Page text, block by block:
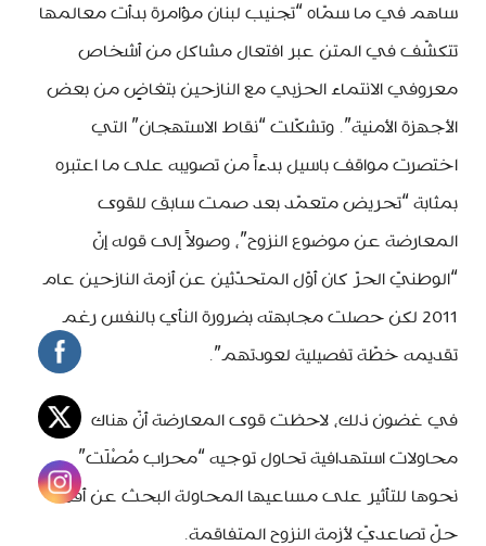
ساهم في ما سمّاه “تجنيب لبنان مؤامرة بدأت معالمها
تتكشّف في المتن عبر افتعال مشاكل من أشخاص
معروفي الانتماء الحزبي مع النازحين بتغاضٍ من بعض
الأجهزة الأمنية”. وتشكّلت “نقاط الاستهجان” التي
اختصرت مواقف باسيل بدءاً من تصويبه على ما اعتبره
بمثابة “تحريض متعمّد بعد صمت سابق للقوى
المعارضة عن موضوع النزوح”، وصولاً إلى قوله إنّ
“الوطنيّ الحرّ كان أوّل المتحدّثين عن أزمة النازحين عام
2011 لكن حصلت مجابهته بضرورة النأي بالنفس رغم
تقديمه خطّة تفصيلية لعودتهم”.
في غضون ذلك، لاحظت قوى المعارضة أنّ هناك
محاولات استهدافية تحاول توجيه “محراب مُصْلَت”
نحوها للتأثير على مساعيها المحاولة البحث عن أفق
حلّ تصاعديّ لأزمة النزوح المتفاقمة.